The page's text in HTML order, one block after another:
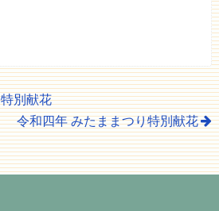
別献花
令和四年 みたままつり特別献花